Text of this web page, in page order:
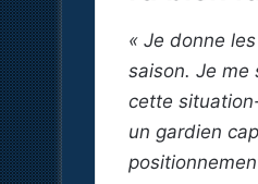
« Je donne
saison. Je me
cette
un gardien